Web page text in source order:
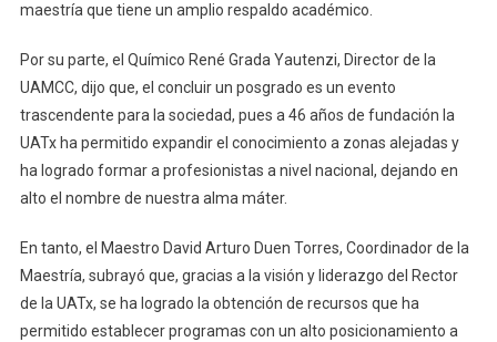
maestría que tiene un amplio respaldo académico.
Por su parte, el Químico René Grada Yautenzi, Director de la
UAMCC, dijo que, el concluir un posgrado es un evento
trascendente para la sociedad, pues a 46 años de fundación la
UATx ha permitido expandir el conocimiento a zonas alejadas y
ha logrado formar a profesionistas a nivel nacional, dejando en
alto el nombre de nuestra alma máter.
En tanto, el Maestro David Arturo Duen Torres, Coordinador de la
Maestría, subrayó que, gracias a la visión y liderazgo del Rector
de la UATx, se ha logrado la obtención de recursos que ha
permitido establecer programas con un alto posicionamiento a